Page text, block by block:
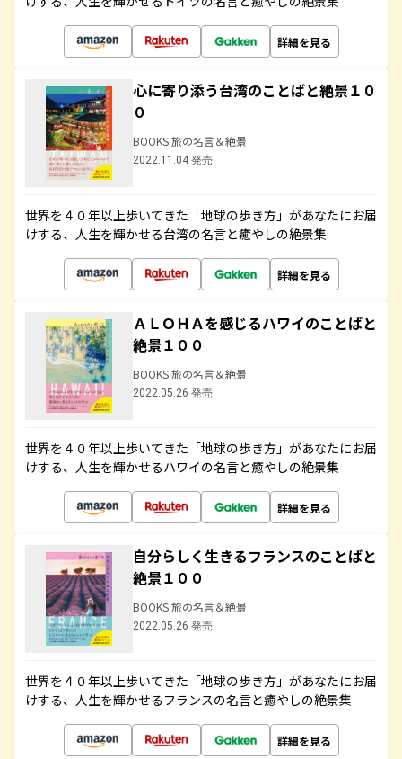
詳細を見る
心に寄り添う台湾のことばと絶景１０
０
BOOKS 旅の名言＆絶景
2022.11.04 発売
世界を４０年以上歩いてきた「地球の歩き方」があなたにお届
けする、人生を輝かせる台湾の名言と癒やしの絶景集
詳細を見る
ＡＬＯＨＡを感じるハワイのことばと
絶景１００
BOOKS 旅の名言＆絶景
2022.05.26 発売
世界を４０年以上歩いてきた「地球の歩き方」があなたにお届
けする、人生を輝かせるハワイの名言と癒やしの絶景集
詳細を見る
自分らしく生きるフランスのことばと
絶景１００
BOOKS 旅の名言＆絶景
2022.05.26 発売
世界を４０年以上歩いてきた「地球の歩き方」があなたにお届
けする、人生を輝かせるフランスの名言と癒やしの絶景集
詳細を見る